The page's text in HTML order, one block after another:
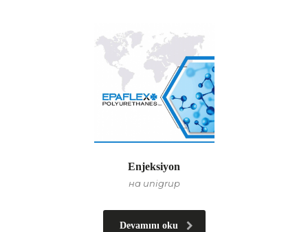
Enjeksiyon
на unigrup
Devamını oku